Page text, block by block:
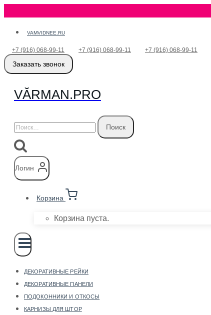
Перейти
содержимому
VAMVIDNEE.RU
+7 (916) 068-99-11 +7 (916) 068-99-11 +7 (916) 068-99-11
Заказать звонок
VӐRMAN.PRO
Найти:
Логин
Корзина
Корзина пуста.
ДЕКОРАТИВНЫЕ РЕЙКИ
ДЕКОРАТИВНЫЕ ПАНЕЛИ
ПОДОКОННИКИ И ОТКОСЫ
КАРНИЗЫ ДЛЯ ШТОР